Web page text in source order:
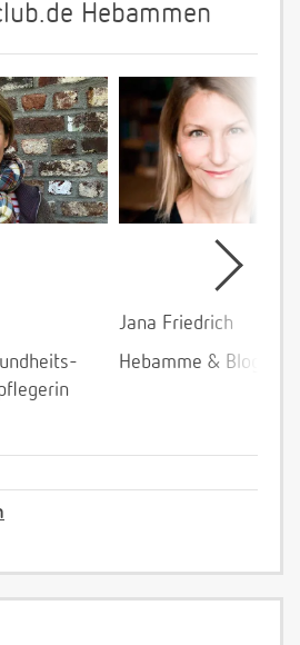
Hebammen
Jana Friedrich
Hebamme &